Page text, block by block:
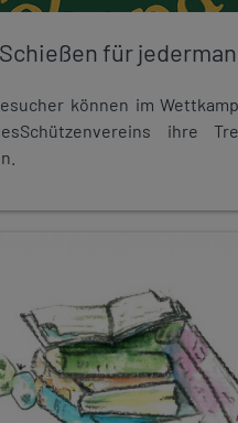
Schießen für
können im
ihre